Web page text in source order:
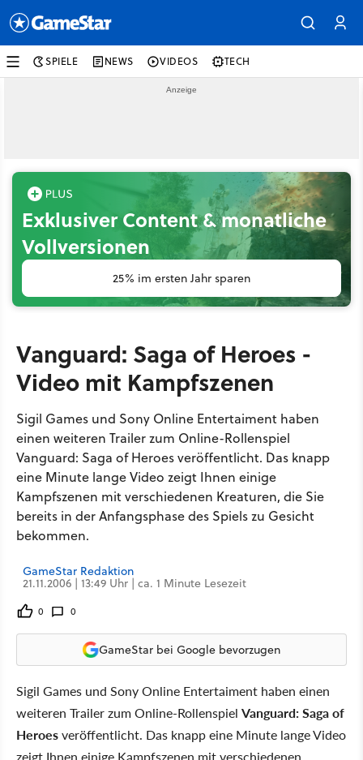
SPIELE NEWS VIDEOS TECH
Exklusiver Content & monatliche
Vollversionen
25% im ersten Jahr sparen
Vanguard: Saga of Heroes -
Video mit Kampfszenen
Sigil Games und Sony Online Entertaiment haben
einen weiteren Trailer zum Online-Rollenspiel
Vanguard: Saga of Heroes veröffentlicht. Das knapp
eine Minute lange Video zeigt Ihnen einige
Kampfszenen mit verschiedenen Kreaturen, die Sie
bereits in der Anfangsphase des Spiels zu Gesicht
bekommen.
GameStar Redaktion
21.11.2006 | 13:49 Uhr | ca. 1 Minute Lesezeit
0 0
GameStar bei Google bevorzugen
Sigil Games und Sony Online Entertaiment haben einen
weiteren Trailer zum Online-Rollenspiel Vanguard: Saga of
Heroesveröffentlicht. Das knapp eine Minute lange Video